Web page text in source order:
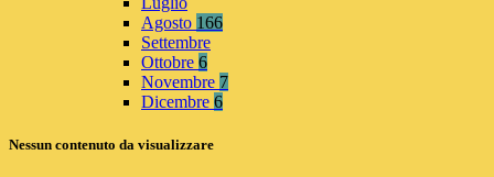
Agosto 166
Settembre
Ottobre 6
Novembre 7
Dicembre 6
Nessun contenuto da visualizzare